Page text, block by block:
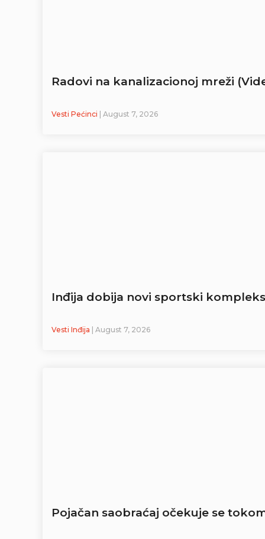
Radovi na kanalizacionoj mreži
Vesti Pećinci | August 7, 2026
Inđija dobija novi sportski
Vesti Inđija | August 7, 2026
Pojačan saobraćaj očekuje se